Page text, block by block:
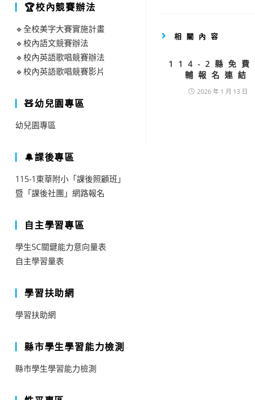
相關內容
114-2縣免費
輔報名連結
2026 年 1 月 13 日
🏆校內競賽辦法
🔹全校美字大賽實施計畫
🔹校內語文競賽辦法
🔹校內英語歌唱競賽辦法
🔹校內英語歌唱競賽影片
🧸幼兒園專區
幼兒園專區
🔔課後專區
115-1東華附小「課後照顧班」
暨「課後社團」網路報名
自主學習專區
學生5C關鍵能力意向量表
自主學習量表
學習扶助網
學習扶助網
縣市學生學習能力檢測
縣市學生學習能力檢測